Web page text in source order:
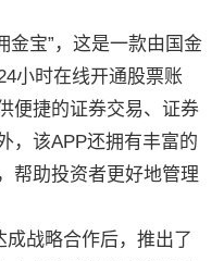
金宝”，这是一款由国金
小时在线开通股票账
便捷的证券交易、证券
，该APP还拥有丰富的
帮助投资者更好地管理
战略合作后，推出了